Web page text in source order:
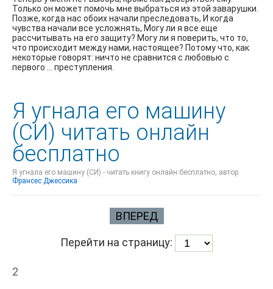
Только он может помочь мне выбраться из этой заварушки.
Позже, когда нас обоих начали преследовать, И когда
чувства начали все усложнять, Могу ли я все еще
рассчитывать на его защиту? Могу ли я поверить, что то,
что происходит между нами, настоящее? Потому что, как
некоторые говорят: ничто не сравнится с любовью с
первого … преступления.
Я угнала его машину
(СИ) читать онлайн
бесплатно
Я угнала его машину (СИ) - читать книгу онлайн бесплатно, автор
Франсес Джессика
ВПЕРЕД
Перейти на страницу:
2